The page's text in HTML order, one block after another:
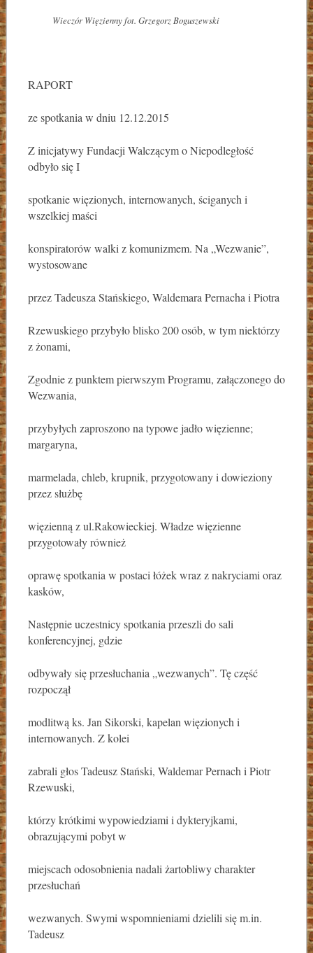
Wieczór Więzienny fot. Grzegorz Boguszewski
RAPORT
ze spotkania w dniu 12.12.2015
Z inicjatywy Fundacji Walczącym o Niepodległość
odbyło się I
spotkanie więzionych, internowanych, ściganych i
wszelkiej maści
konspiratorów walki z komunizmem. Na „Wezwanie”,
wystosowane
przez Tadeusza Stańskiego, Waldemara Pernacha i Piotra
Rzewuskiego przybyło blisko 200 osób, w tym niektórzy
z żonami,
Zgodnie z punktem pierwszym Programu, załączonego do
Wezwania,
przybyłych zaproszono na typowe jadło więzienne;
margaryna,
marmelada, chleb, krupnik, przygotowany i dowieziony
przez służbę
więzienną z ul.Rakowieckiej. Władze więzienne
przygotowały również
oprawę spotkania w postaci łóżek wraz z nakryciami oraz
kasków,
Następnie uczestnicy spotkania przeszli do sali
konferencyjnej, gdzie
odbywały się przesłuchania „wezwanych”. Tę część
rozpoczął
modlitwą ks. Jan Sikorski, kapelan więzionych i
internowanych. Z kolei
zabrali głos Tadeusz Stański, Waldemar Pernach i Piotr
Rzewuski,
którzy krótkimi wypowiedziami i dykteryjkami,
obrazującymi pobyt w
miejscach odosobnienia nadali żartobliwy charakter
przesłuchań
wezwanych. Swymi wspomnieniami dzielili się m.in.
Tadeusz